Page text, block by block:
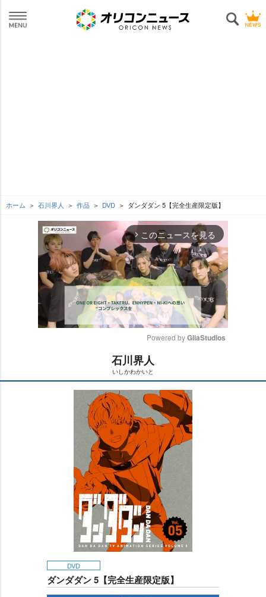
ホーム 石川界人 作品 DVD ダンダダン 5【完全生産限定版】
arrow_forward_ios このニュースを見る
t
e
Powered by GliaStudios
石川界人
いしかわかいと
DVD
ダンダダン 5【完全生産限定版】